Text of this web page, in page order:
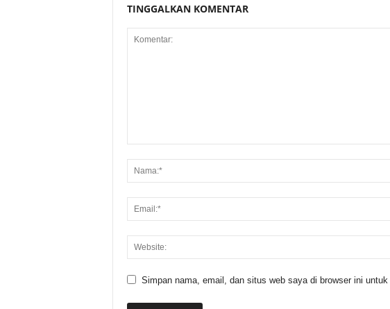
TINGGALKAN KOMENTAR
Simpan nama, email, dan situs web saya di browser ini